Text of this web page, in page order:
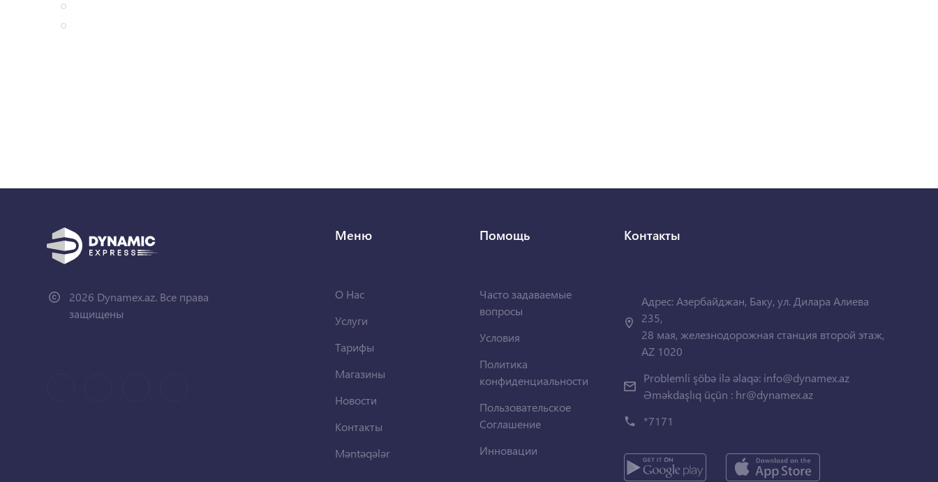
2026 Dynamex.az. Все права
защищены
Меню
О Нас
Услуги
Тарифы
Магазины
Новости
Контакты
Məntəqələr
Помощь
Часто задаваемые
вопросы
Условия
Политика
конфиденциальности
Пользовательское
Соглашение
Инновации
Контакты
Адрес: Азербайджан, Баку, ул. Дилара Алиева
235,
28 мая, железнодорожная станция второй этаж,
AZ 1020
Problemli şöbə ilə əlaqə: info@dynamex.az
Əməkdaşlıq üçün : hr@dynamex.az
*7171